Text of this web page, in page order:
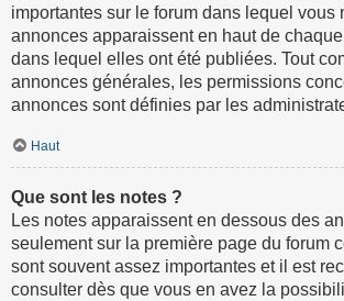
importantes sur le forum dans lequel vous
annonces apparaissent en haut de
dans lequel elles ont été publiées. Tout
annonces générales, les permissions
annonces sont définies par les
Haut
Que sont les notes ?
Les notes apparaissent en dessous des
seulement sur la première page du forum
sont souvent assez importantes et il est
consulter dès que vous en avez la